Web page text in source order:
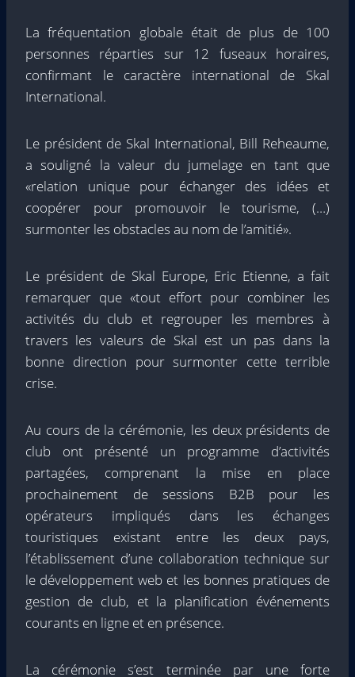
La fréquentation globale était de plus de 100
personnes réparties sur 12 fuseaux horaires,
confirmant le caractère international de Skal
International.
Le président de Skal International, Bill Reheaume,
a souligné la valeur du jumelage en tant que
«relation unique pour échanger des idées et
coopérer pour promouvoir le tourisme, (…)
surmonter les obstacles au nom de l’amitié».
Le président de Skal Europe, Eric Etienne, a fait
remarquer que «tout effort pour combiner les
activités du club et regrouper les membres à
travers les valeurs de Skal est un pas dans la
bonne direction pour surmonter cette terrible
crise.
Au cours de la cérémonie, les deux présidents de
club ont présenté un programme d’activités
partagées, comprenant la mise en place
prochainement de sessions B2B pour les
opérateurs impliqués dans les échanges
touristiques existant entre les deux pays,
l’établissement d’une collaboration technique sur
le développement web et les bonnes pratiques de
gestion de club, et la planification événements
courants en ligne et en présence.
La cérémonie s’est terminée par une forte